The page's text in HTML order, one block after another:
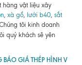
hàng vật liệu xây
, xà gồ, lưới b40, sắt
tôi kinh doanh
quý khách sẽ yên
BÁO GIÁ THÉP HÌNH V